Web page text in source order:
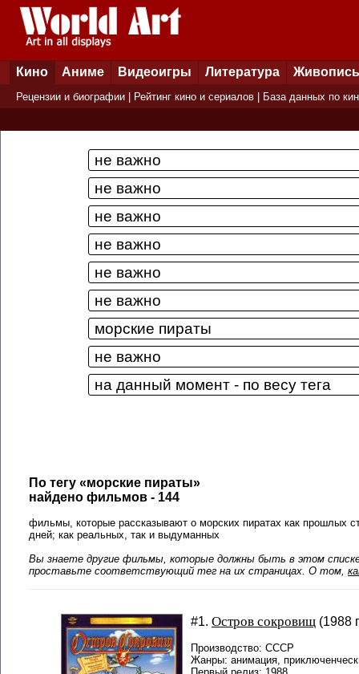
Кино Аниме Видеоигры Литература Живопись
Рецензии и биографии Рейтинг кино и сериалов База данных по
По тегу «морские пираты»
найдено фильмов - 144
фильмы, которые рассказывают о морских пиратах как прошлых
дней; как реальных, так и выдуманных
Вы знаете другие фильмы, которые должны быть в этом
проставьте соответствующий тег на их страницах. О том,
#1. Остров сокровищ (1988
Производство: СССР
Жанры: анимация,